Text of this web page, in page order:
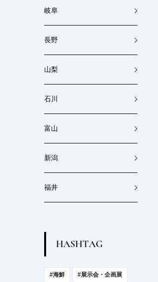
岐阜
長野
山梨
石川
富山
新潟
福井
HASHTAG
#海鮮 #展示会・企画展